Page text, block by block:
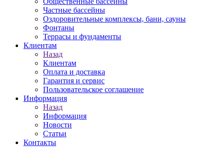
Частные бассейны
Оздоровительные комплексы, бани, сауны
Фонтаны
Террасы и фундаменты
Клиентам
Назад
Клиентам
Оплата и доставка
Гарантия и сервис
Пользовательское соглашение
Информация
Назад
Информация
Новости
Статьи
Контакты